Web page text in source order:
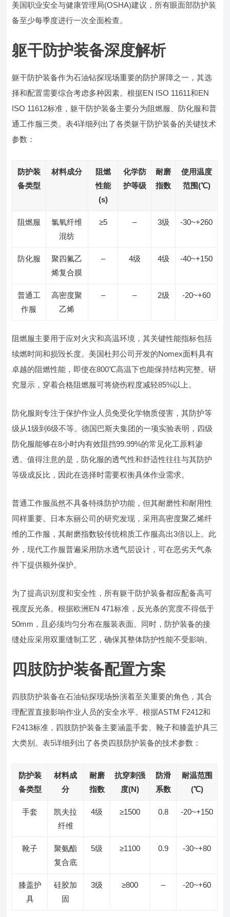
美国职业安全与健康管理局(OSHA)建议，所有眼面部防护装
备至少每季度进行一次全面检查。
躯干防护装备深度解析
躯干防护装备作为石油钻探现场重要的防护屏障之一，其选
择和配置需要综合考虑多种因素。根据EN ISO 11611和EN
ISO 11612标准，躯干防护装备主要分为阻燃服、防化服和普
通工作服三类。表4详细列出了各类躯干防护装备的关键技术
参数：
防护装
备类型
材料成分
阻燃
性能
(s)
化学防
护等级
耐磨
指数
使用温度
范围(℃)
阻燃服
氯氧纤维
混纺
≥5 – 3级 -30~+260
防化服
聚四氟乙
烯复合膜
– 4级 4级 -40~+150
普通工
作服
高密度聚
乙烯
– – 2级 -20~+60
阻燃服主要用于应对火灾和高温环境，其关键性能指标包括
续燃时间和损毁长度。美国杜邦公司开发的Nomex面料具有
卓越的阻燃性能，即使在800℃高温下也能保持结构完整。研
究显示，穿着合格阻燃服可将烧伤程度减轻85%以上。
防化服则专注于保护作业人员免受化学物质侵害，其防护等
级从1级到6级不等。德国巴斯夫集团的一项实验表明，四级
防化服能够在8小时内有效阻挡99.99%的常见化工原料渗
透。值得注意的是，防化服的透气性和舒适性往往与其防护
等级成反比，因此在选择时需要权衡具体作业需求。
普通工作服虽然不具备特殊防护功能，但其耐磨性和耐用性
同样重要。日本东丽公司的研究发现，采用高密度聚乙烯纤
维的工作服，其耐磨指数较传统棉质工作服高出3倍以上。此
外，现代工作服普遍采用防水透气层设计，可在恶劣天气条
件下提供额外保护。
为了提高识别度和安全性，所有躯干防护装备都应配备高可
视度反光条。根据欧洲EN 471标准，反光条的宽度不得低于
50mm，且必须均匀分布在服装表面。同时，防护装备的接
缝处应采用双重缝制工艺，确保其整体防护性能不受影响。
四肢防护装备配置方案
四肢防护装备在石油钻探现场扮演着至关重要的角色，其合
理配置直接影响作业人员的安全水平。根据ASTM F2412和
F2413标准，四肢防护装备主要涵盖手套、靴子和膝盖护具三
大类别。表5详细列出了各类四肢防护装备的技术参数：
防护装
备类型
材料成
分
耐磨
指数
抗穿刺强
度(N)
防滑
系数
耐温范围
(℃)
手套
凯夫拉
纤维
4级 ≥1500 0.8 -20~+150
靴子
聚氨酯
复合底
5级 ≥1100 0.9 -30~+80
膝盖护
具
硅胶加
固
3级 ≥800 – -20~+60